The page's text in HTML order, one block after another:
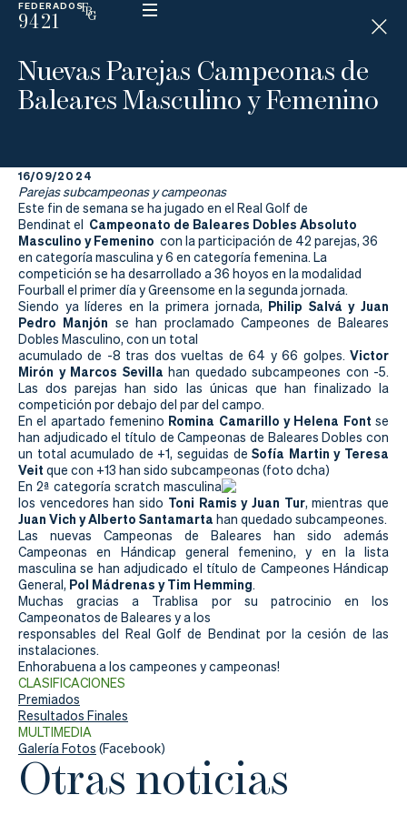
FEDERADOS
9421
ESP
N
D
I
C
La
Federación
Federarse
Jugar
Aprender
Actualidad
Tienda
Nuevas Parejas Campeonas de
Baleares Masculino y Femenino
16/09/2024
Parejas subcampeonas y campeonas
Este fin de semana se ha jugado en el Real Golf de
Bendinat el Campeonato de Baleares Dobles Absoluto
Masculino y Femenino con la participación de 42 parejas, 36
en categoría masculina y 6 en categoría femenina. La
competición se ha desarrollado a 36 hoyos en la modalidad
Fourball el primer día y Greensome en la segunda jornada.
Siendo ya líderes en la primera jornada, Philip Salvá y Juan
Pedro Manjón se han proclamado Campeones de Baleares
Dobles Masculino, con un total
acumulado de -8 tras dos vueltas de 64 y 66 golpes. Victor
Mirón y Marcos Sevilla han quedado subcampeones con -5.
Las dos parejas han sido las únicas que han finalizado la
competición por debajo del par del campo.
En el apartado femenino Romina Camarillo y Helena Font se
han adjudicado el título de Campeonas de Baleares Dobles con
un total acumulado de +1, seguidas deSofía Martin y Teresa
Veit que con +13 han sido subcampeonas (foto dcha)
En 2ª categoría scratch masculina
los vencedores han sido Toni Ramis y Juan Tur, mientras que
Juan Vich y Alberto Santamarta han quedado subcampeones.
Las nuevas Campeonas de Baleares han sido además
Campeonas en Hándicap general femenino, y en la lista
masculina se han adjudicado el título de Campeones Hándicap
General, Pol Mádrenas y Tim Hemming.
Muchas gracias a Trablisa por su patrocinio en los
Campeonatos de Baleares y a los
responsables del Real Golf de Bendinat por la cesión de las
instalaciones.
Enhorabuena a los campeones y campeonas!
CLASIFICACIONES
Premiados
Resultados Finales
MULTIMEDIA
Galería Fotos (Facebook)
Otras noticias